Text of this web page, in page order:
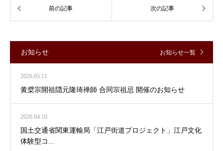
お知らせ お知らせ一覧
2026.05.11
黄檗宗開祖隠元隆琦禅師 合同宗祖忌 開催のお知らせ
2026.04.10
国土交通省関東運輸局「江戸街道プロジェクト」江戸文化
体験型コ...